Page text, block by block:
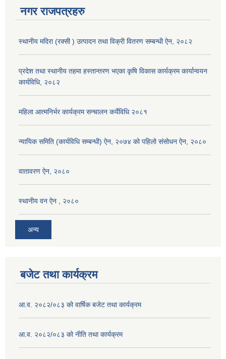
नगर राजपत्रहरु
स्थानीय मदिरा (रक्सी ) उत्पादन तथा विक्री वितरण सम्बन्धी ऐन, २०८२
प्रदेश तथा स्थानीय तहमा हस्तान्तरण भएका कृषि विकास कार्यक्रम कार्यान्वयन
कार्यविधि, २०८२
महिला आत्मनिर्भर कार्यक्रम सन्चालन कर्येविधि २०८१
न्यायिक समिति (कार्यविधि सम्बन्धी) ऐन, २०७४ को पहिलो संसोधन ऐन, २०८०
वातावरण ऐन, २०८०
स्थानीय वन ऐन , २०८०
अन्य
बजेट तथा कार्यक्रम
आ.व. २०८२/०८३ को वार्षिक बजेट तथा कार्यक्रम
आ.व. २०८२/०८३ को नीति तथा कार्यक्रम